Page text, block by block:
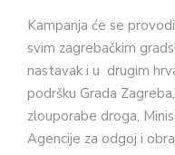
Kampanja će se
svim zagrebačkim
nastavak i u drugim
podršku Grada
zlouporabe droga,
Agencije za odgoj i